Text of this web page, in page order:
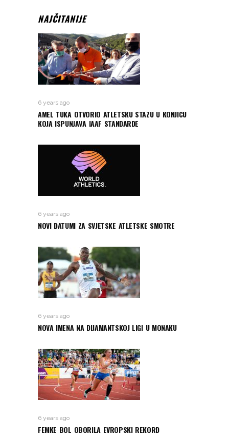
NAJČITANIJE
6 years ago
AMEL TUKA OTVORIO ATLETSKU STAZU U KONJICU
KOJA ISPUNJAVA IAAF STANDARDE
6 years ago
NOVI DATUMI ZA SVJETSKE ATLETSKE SMOTRE
6 years ago
NOVA IMENA NA DIJAMANTSKOJ LIGI U MONAKU
6 years ago
FEMKE BOL OBORILA EVROPSKI REKORD